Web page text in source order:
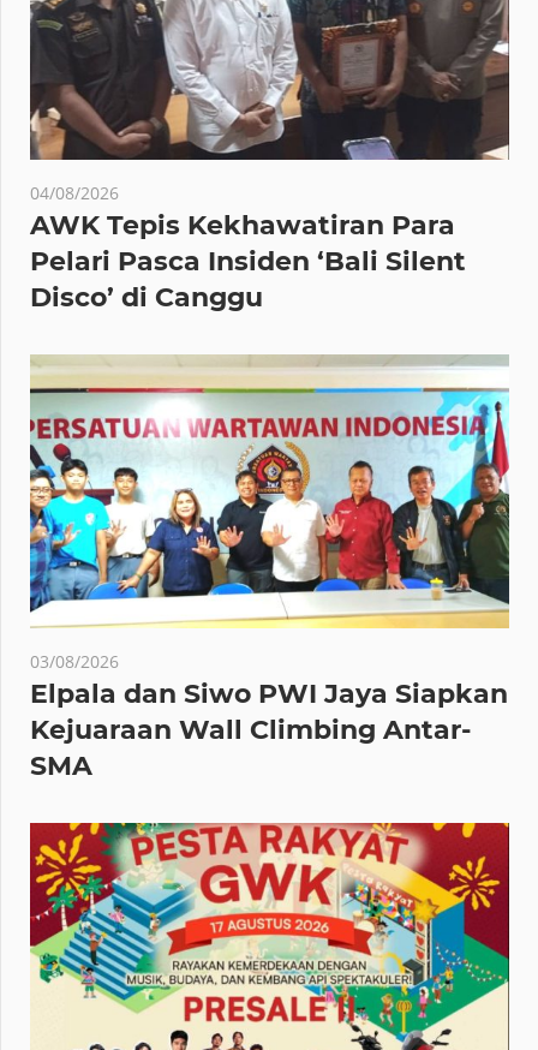
04/08/2026
AWK Tepis Kekhawatiran Para
Pelari Pasca Insiden ‘Bali Silent
Disco’ di Canggu
03/08/2026
Elpala dan Siwo PWI Jaya Siapkan
Kejuaraan Wall Climbing Antar-
SMA